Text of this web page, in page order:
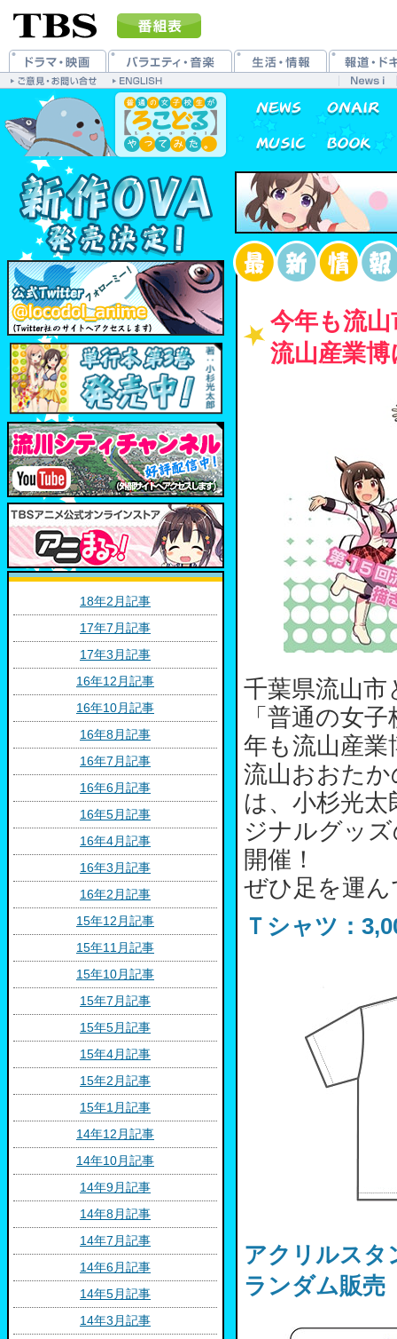
今年も流
流山産業
千葉県流山
「普通の女
年も流山産業
流山おおた
は、小杉光
ジナルグッ
開催！
ぜひ足を運
Ｔシャツ：
アクリルス
ランダム販売
18年2月記事
17年7月記事
17年3月記事
16年12月記事
16年10月記事
16年8月記事
16年7月記事
16年6月記事
16年5月記事
16年4月記事
16年3月記事
16年2月記事
15年12月記事
15年11月記事
15年10月記事
15年7月記事
15年5月記事
15年4月記事
15年2月記事
15年1月記事
14年12月記事
14年10月記事
14年9月記事
14年8月記事
14年7月記事
14年6月記事
14年5月記事
14年3月記事